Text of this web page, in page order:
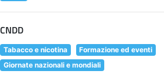
CNDD
Tabacco e nicotina
Formazione ed eventi
Giornate nazionali e mondiali